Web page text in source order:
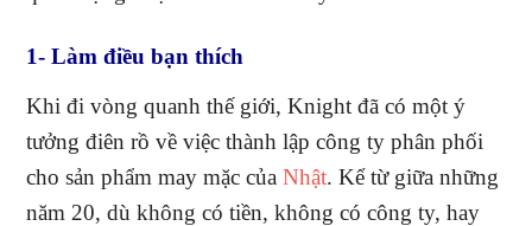
1- Làm điều bạn thích
Khi đi vòng quanh thế giới, Knight đã có một ý
tưởng điên rồ về việc thành lập công ty phân phối
cho sản phẩm may mặc của Nhật. Kể từ giữa những
năm 20, dù không có tiền, không có công ty, hay